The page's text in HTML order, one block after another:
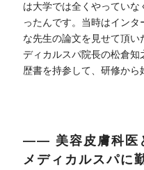
は大学では全くやってい
ったんです。当時はイン
な先生の論文を見せて頂い
ディカルスパ院長の松倉
歴書を持参して、研修から
―― 美容皮膚科医
メディカルスパに